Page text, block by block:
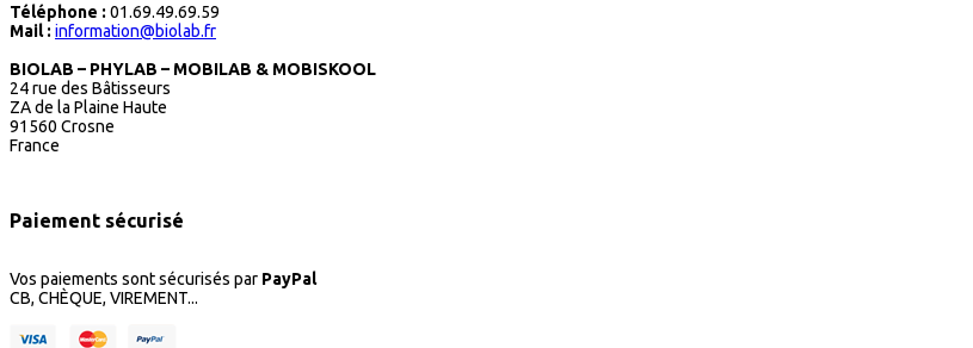
Téléphone : 01.69.49.69.59
Mail : information@biolab.fr
BIOLAB – PHYLAB – MOBILAB & MOBISKOOL
24 rue des Bâtisseurs
ZA de la Plaine Haute
91560 Crosne
France
Paiement sécurisé
Vos paiements sont sécurisés par PayPal
CB, CHÈQUE, VIREMENT...